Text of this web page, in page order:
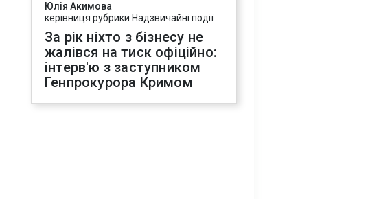
Юлія Акимова
керівниця рубрики Надзвичайні події
За рік ніхто з бізнесу не
жалівся на тиск офіційно:
інтерв'ю з заступником
Генпрокурора Кримом